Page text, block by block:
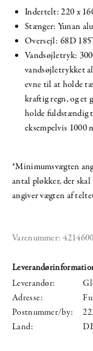
Indertelt: 220 x
Stænger: Yunan
Oversejl: 68D
Vandsøjletryk:
vandsøjletrykket
evne til at holde
kraftig regn, og et
holde fuldstændig
eksempelvis 1000
*Minimumsvægten
antal pløkker, der
angiver vægten af
Varenummer:
Leverandør:
Adresse:
Postnummer/by:
Land: